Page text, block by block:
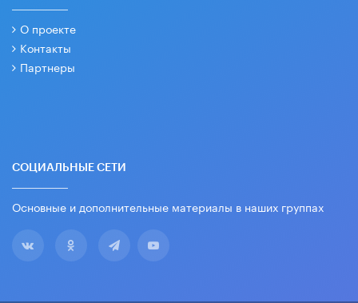
О проекте
Контакты
Партнеры
СОЦИАЛЬНЫЕ СЕТИ
Основные и дополнительные материалы в наших группах